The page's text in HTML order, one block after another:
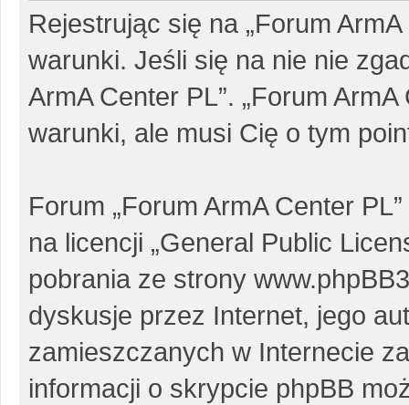
Rejestrując się na „Forum
warunki. Jeśli się na nie nie
ArmA Center PL”. „Forum
warunki, ale musi Cię o tym
Forum „Forum ArmA Center
na licencji „General Public
pobrania ze strony
dyskusje przez Internet, jego
zamieszczanych w Internecie
informacji o skrypcie phpBB